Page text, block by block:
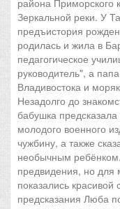
района Приморского
Зеркальной реки. У
предъистория
родилась и жила в
педагогическое
руководитель", а
Владивостока и
Незадолго до
бабушка
молодого военного
чужбину, а также
необычным
предвидения, но для
показались красивой
предсказания Люба